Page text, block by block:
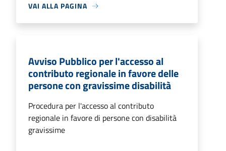
VAI ALLA PAGINA
Avviso Pubblico per l'accesso al
contributo regionale in favore delle
persone con gravissime disabilità
Procedura per l'accesso al contributo
regionale in favore di persone con disabilità
gravissime